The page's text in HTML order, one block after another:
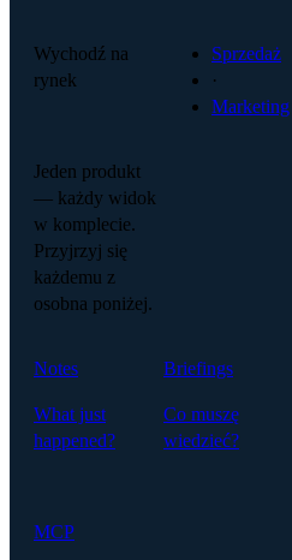
Wychodź na
rynek
Sprzedaż
·
Marketing
Jeden produkt
— każdy widok
w komplecie.
Przyjrzyj się
każdemu z
osobna poniżej.
Notes
What just
happened?
Briefings
Co muszę
wiedzieć?
MCP